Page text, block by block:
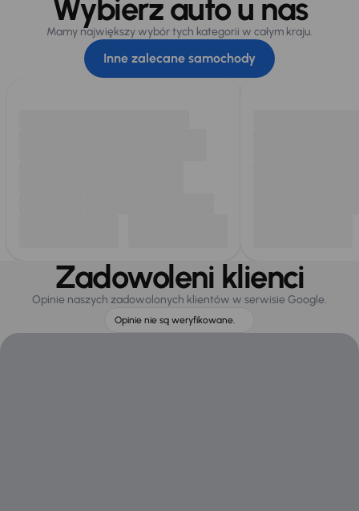
Wybierz auto u nas
Mamy największy wybór tych kategorii w całym kraju.
Inne zalecane samochody
Zadowoleni klienci
Opinie naszych zadowolonych klientów w serwisie Google.
Opinie nie są weryfikowane.